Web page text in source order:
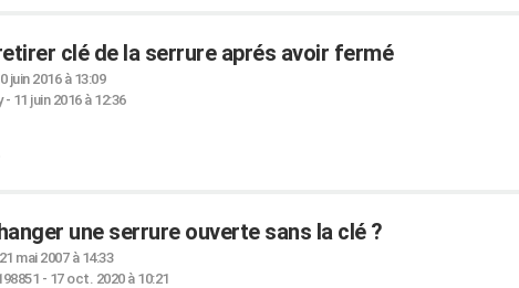
clé de la serrure aprés avoir fermé
juin 2016 à 13:09
- 11 juin 2016 à 12:36
une serrure ouverte sans la clé ?
21 mai 2007 à 14:33
- 17 oct. 2020 à 10:21